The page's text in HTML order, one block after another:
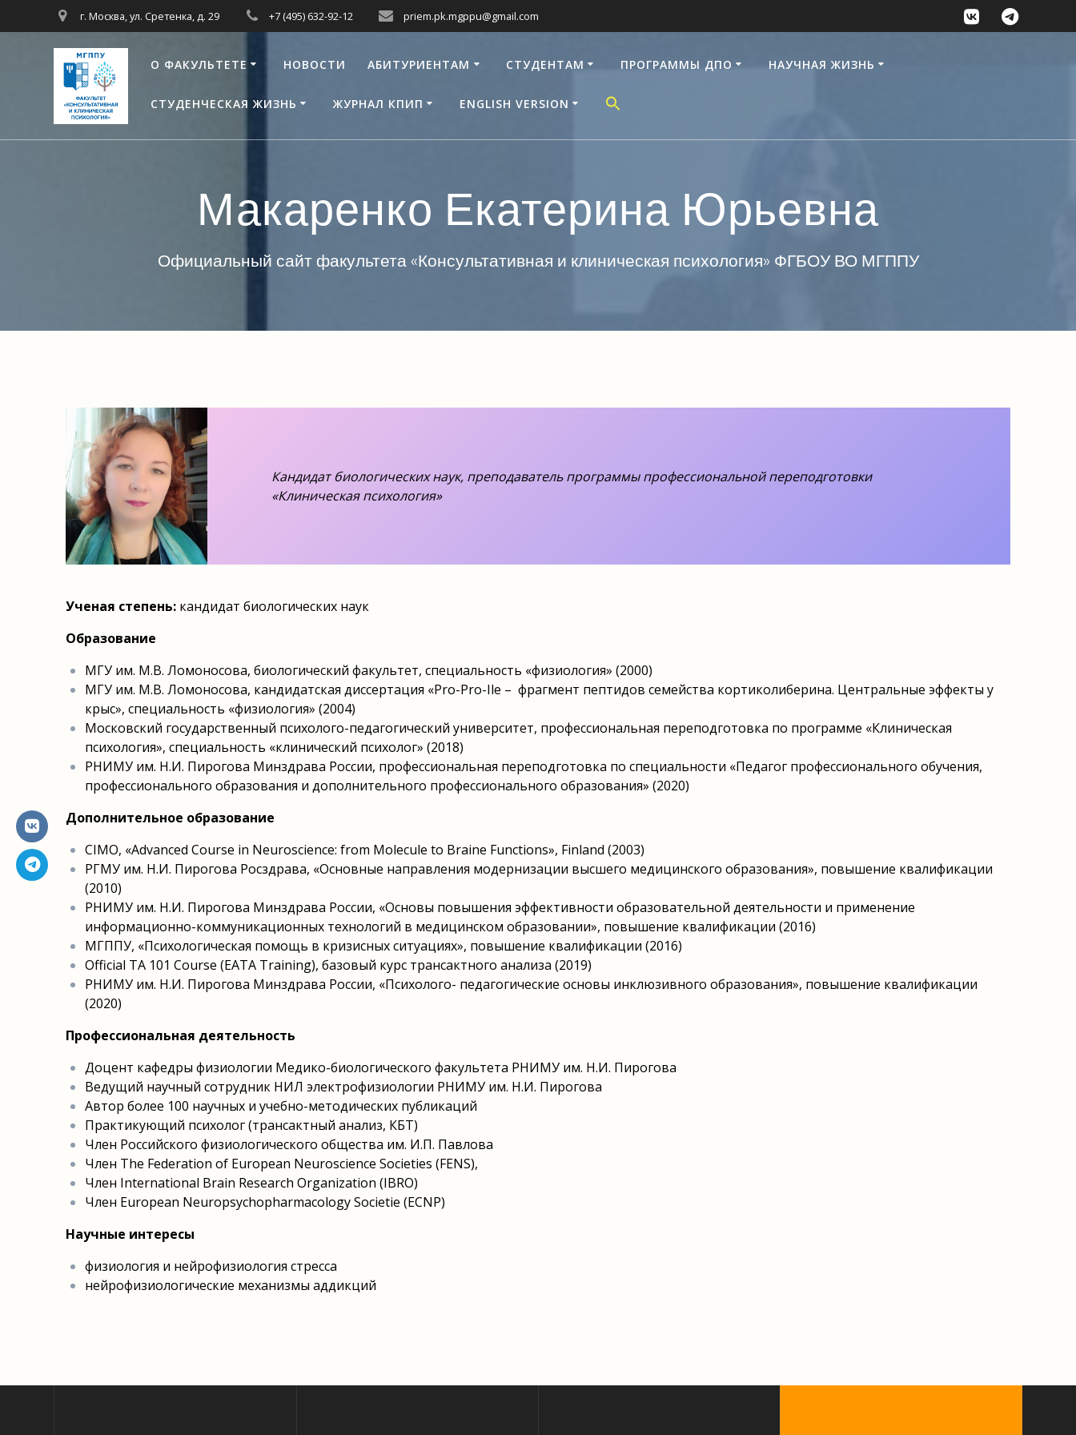
к
контенту
г. Москва, ул. Сретенка, д. 29 +7 (495) 632-92-12 priem.pk.mgppu@gmail.com
О ФАКУЛЬТЕТЕ НОВОСТИ АБИТУРИЕНТАМ СТУДЕНТАМ ПРОГРАММЫ ДПО НАУЧНАЯ ЖИЗНЬ
СТУДЕНЧЕСКАЯ ЖИЗНЬ ЖУРНАЛ КПИП ENGLISH VERSION
Макаренко Екатерина Юрьевна
Официальный сайт факультета «Консультативная и клиническая психология» ФГБОУ ВО МГППУ
Кандидат биологических наук, преподаватель программы профессиональной переподготовки
«Клиническая психология»
Ученая степень: кандидат биологических наук
Образование
МГУ им. М.В. Ломоносова, биологический факультет, специальность «физиология» (2000)
МГУ им. М.В. Ломоносова, кандидатская диссертация «Pro-Pro-Ile – фрагмент пептидов семейства кортиколиберина. Центральные эффекты у
крыс», специальность «физиология» (2004)
Московский государственный психолого-педагогический университет, профессиональная переподготовка по программе «Клиническая
психология», специальность «клинический психолог» (2018)
РНИМУ им. Н.И. Пирогова Минздрава России, профессиональная переподготовка по специальности «Педагог профессионального обучения,
профессионального образования и дополнительного профессионального образования» (2020)
Дополнительное образование
CIMO, «Advanced Course in Neuroscience: from Molecule to Braine Functions», Finland (2003)
РГМУ им. Н.И. Пирогова Росздрава, «Основные направления модернизации высшего медицинского образования», повышение квалификации
(2010)
РНИМУ им. Н.И. Пирогова Минздрава России, «Основы повышения эффективности образовательной деятельности и применение
информационно-коммуникационных технологий в медицинском образовании», повышение квалификации (2016)
МГППУ, «Психологическая помощь в кризисных ситуациях», повышение квалификации (2016)
Official TA 101 Course (EATA Training), базовый курс трансактного анализа (2019)
РНИМУ им. Н.И. Пирогова Минздрава России, «Психолого- педагогические основы инклюзивного образования», повышение квалификации
(2020)
Профессиональная деятельность
Доцент кафедры физиологии Медико-биологического факультета РНИМУ им. Н.И. Пирогова
Ведущий научный сотрудник НИЛ электрофизиологии РНИМУ им. Н.И. Пирогова
Автор более 100 научных и учебно-методических публикаций
Практикующий психолог (трансактный анализ, КБТ)
Член Российского физиологического общества им. И.П. Павлова
Член The Federation of European Neuroscience Societies (FENS),
Член International Brain Research Organization (IBRO)
Член European Neuropsychopharmacology Societie (ECNP)
Научные интересы
физиология и нейрофизиология стресса
нейрофизиологические механизмы аддикций